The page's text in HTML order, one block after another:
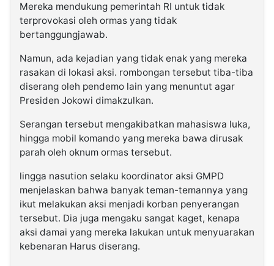
Mereka mendukung pemerintah RI untuk tidak
terprovokasi oleh ormas yang tidak
bertanggungjawab.
Namun, ada kejadian yang tidak enak yang mereka
rasakan di lokasi aksi. rombongan tersebut tiba-tiba
diserang oleh pendemo lain yang menuntut agar
Presiden Jokowi dimakzulkan.
Serangan tersebut mengakibatkan mahasiswa luka,
hingga mobil komando yang mereka bawa dirusak
parah oleh oknum ormas tersebut.
lingga nasution selaku koordinator aksi GMPD
menjelaskan bahwa banyak teman-temannya yang
ikut melakukan aksi menjadi korban penyerangan
tersebut. Dia juga mengaku sangat kaget, kenapa
aksi damai yang mereka lakukan untuk menyuarakan
kebenaran Harus diserang.